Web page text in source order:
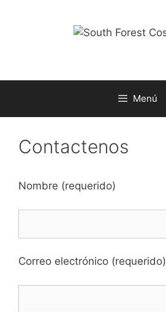
Menú
Contactenos
Nombre (requerido)
Correo electrónico (requerido)